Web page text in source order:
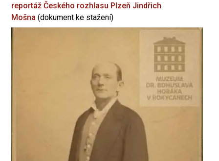
reportáž Českého rozhlasu Plzeň Jindřich
Mošna (dokument ke stažení)